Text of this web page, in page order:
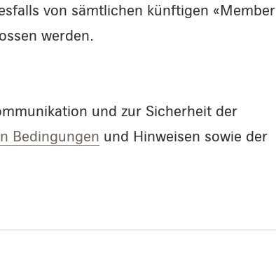
von sämtlichen künftigen «Member
werden.
und zur Sicherheit der
Bedingungen und Hinweisen sowie der